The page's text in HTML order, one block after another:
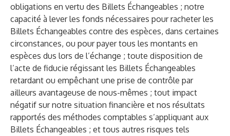
obligations en vertu des Billets Échangeables ; notre
capacité à lever les fonds nécessaires pour racheter les
Billets Échangeables contre des espèces, dans certaines
circonstances, ou pour payer tous les montants en
espèces dus lors de l’échange ; toute disposition de
l’acte de fiducie régissant les Billets Échangeables
retardant ou empêchant une prise de contrôle par
ailleurs avantageuse de nous-mêmes ; tout impact
négatif sur notre situation financière et nos résultats
rapportés des méthodes comptables s’appliquant aux
Billets Échangeables ; et tous autres risques tels